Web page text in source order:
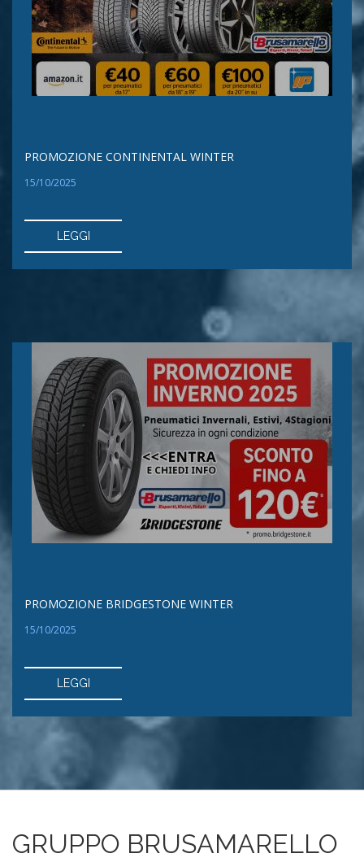
PROMOZIONE CONTINENTAL WINTER
15/10/2025
LEGGI
PROMOZIONE BRIDGESTONE WINTER
15/10/2025
LEGGI
GRUPPO BRUSAMARELLO